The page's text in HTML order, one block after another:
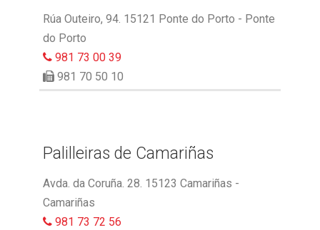
Rúa Outeiro, 94. 15121 Ponte do Porto - Ponte
do Porto
981 73 00 39
981 70 50 10
Palilleiras de Camariñas
Avda. da Coruña. 28. 15123 Camariñas -
Camariñas
981 73 72 56